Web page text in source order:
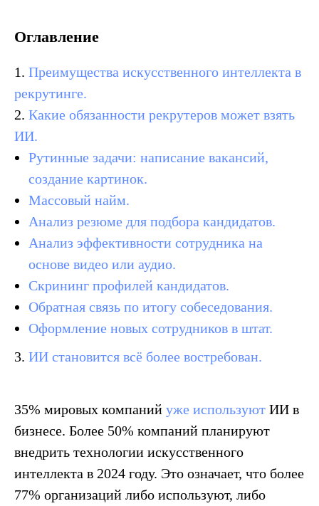
Оглавление
1. Преимущества искусственного интеллекта в
рекрутинге.
2. Какие обязанности рекрутеров может взять
ИИ.
Рутинные задачи: написание вакансий,
создание картинок.
Массовый найм.
Анализ резюме для подбора кандидатов.
Анализ эффективности сотрудника на
основе видео или аудио.
Скрининг профилей кандидатов.
Обратная связь по итогу собеседования.
Оформление новых сотрудников в штат.
3. ИИ становится всё более востребован.
35% мировых компаний уже используют ИИ в
бизнесе. Более 50% компаний планируют
внедрить технологии искусственного
интеллекта в 2024 году. Это означает, что более
77% организаций либо используют, либо